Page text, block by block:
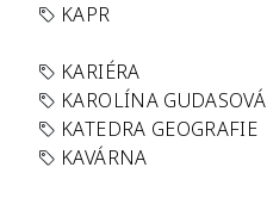
KAPR
KARIÉRA
KAROLÍNA GUDASOVÁ
KATEDRA GEOGRAFIE
KAVÁRNA